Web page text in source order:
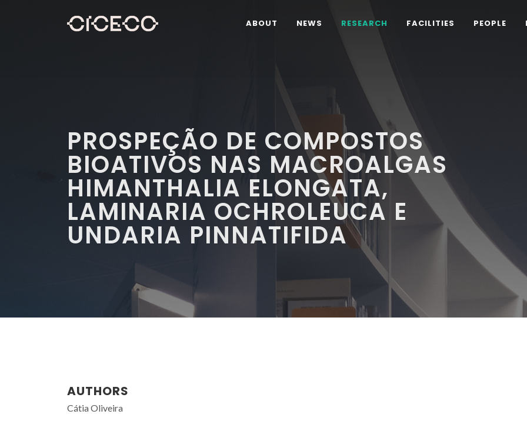
ABOUT NEWS RESEARCH FACILITIES PEOPLE
PROSPEÇÃO DE COMPOSTOS
BIOATIVOS NAS MACROALGAS
HIMANTHALIA ELONGATA,
LAMINARIA OCHROLEUCA E
UNDARIA PINNATIFIDA
AUTHORS
Cátia Oliveira